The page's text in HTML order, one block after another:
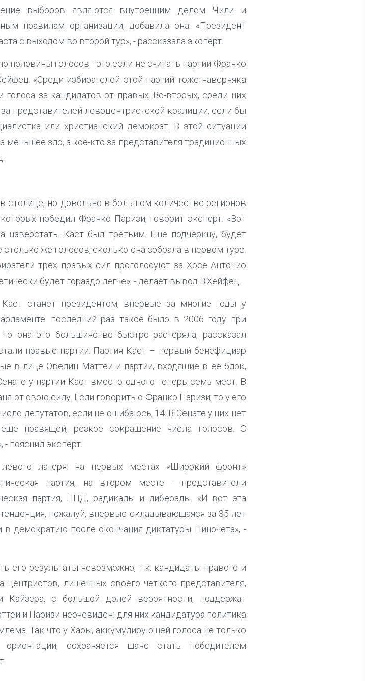
выборов являются внутренним делом Чили и
правилам организации, добавила она. «Президент
с выходом во второй тур», - рассказала эксперт.
половины голосов - это если не считать партии Франко
«Среди избирателей этой партий тоже наверняка
за кандидатов от правых. Во-вторых, среди них
представителей левоцентристской коалиции, если бы
или христианский демократ. В этой ситуации
меньшее зло, а кое-кто за представителя традиционных
столице, но довольно в большом количестве регионов
победил Франко Паризи, говорит эксперт. «Вот
наверстать. Каст был третьим. Еще подчеркну, будет
же голосов, сколько она собрала в первом туре.
трех правых сил проголосуют за Хосе Антонио
будет гораздо легче», - делает вывод В.Хейфец.
станет президентом, впервые за многие годы у
последний раз такое было в 2006 году при
она это большинство быстро растеряла, рассказал
правые партии. Партия Каст – первый бенефициар
в лице Эвелин Маттеи и партии, входящие в ее блок,
у партии Каст вместо одного теперь семь мест. В
свою силу. Если говорить о Франко Паризи, то у его
депутатов, если не ошибаюсь, 14. В Сенате у них нет
правящей, резкое сокращение числа голосов. С
пояснил эксперт.
лагеря: на первых местах «Широкий фронт»
партия, на втором месте - представители
партия, ППД, радикалы и либералы. «И вот эта
пожалуй, впервые складывающаяся за 35 лет
демократию после окончания диктатуры Пиночета», -
его результаты невозможно, т.к. кандидаты правого и
центристов, лишенных своего четкого представителя,
Кайзера, с большой долей вероятности, поддержат
и Паризи неочевиден: для них кандидатура политика
Так что у Хары, аккумулирующей голоса не только
сохраняется шанс стать победителем